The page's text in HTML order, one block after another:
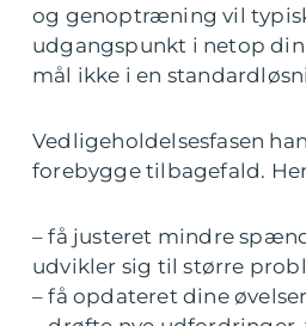
og genoptræning vil
udgangspunkt i netop
mål ikke i en
Vedligeholdelsesfasen
forebygge tilbagefald.
– få justeret mindre
udvikler sig til større
– få opdateret dine øvelser